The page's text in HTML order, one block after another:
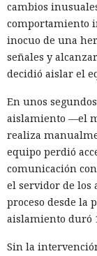
cambios
comportamiento
inocuo de una
señales y
decidió aislar el
En unos
aislamiento —el
realiza
equipo perdió
comunicación
el servidor de los
proceso desde la
aislamiento duró
Sin la